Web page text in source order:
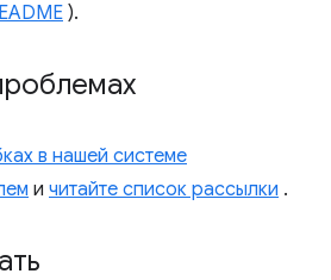
).
в нашей системе
и читайте список рассылки .